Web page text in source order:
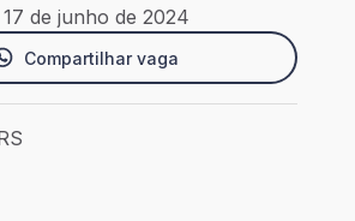
de junho de 2024
Compartilhar vaga
Gravataí - RS